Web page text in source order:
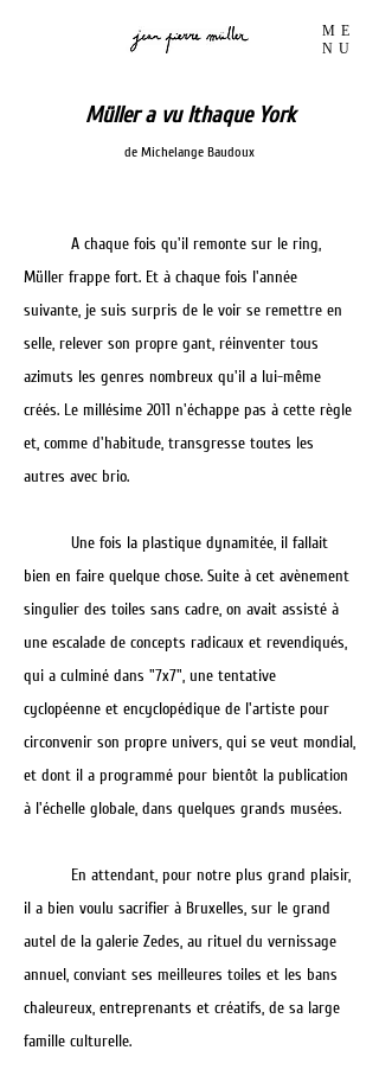
ME
NU
Müller a vu Ithaque York
de Michelange Baudoux
A chaque fois qu'il remonte sur le ring,
Müller frappe fort. Et à chaque fois l'année
suivante, je suis surpris de le voir se remettre en
selle, relever son propre gant, réinventer tous
azimuts les genres nombreux qu'il a lui-même
créés. Le millésime 2011 n'échappe pas à cette règle
et, comme d'habitude, transgresse toutes les
autres avec brio.
Une fois la plastique dynamitée, il fallait
bien en faire quelque chose. Suite à cet avènement
singulier des toiles sans cadre, on avait assisté à
une escalade de concepts radicaux et revendiqués,
qui a culminé dans "7x7", une tentative
cyclopéenne et encyclopédique de l'artiste pour
circonvenir son propre univers, qui se veut mondial,
et dont il a programmé pour bientôt la publication
à l'échelle globale, dans quelques grands musées.
En attendant, pour notre plus grand plaisir,
il a bien voulu sacrifier à Bruxelles, sur le grand
autel de la galerie Zedes, au rituel du vernissage
annuel, conviant ses meilleures toiles et les bans
chaleureux, entreprenants et créatifs, de sa large
famille culturelle.